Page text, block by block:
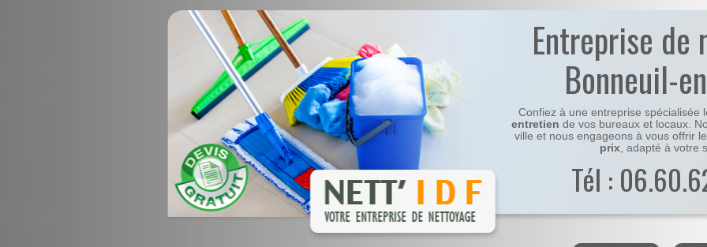
Entreprise de
Bonneuil-
Confiez à une entreprise spécialisée
entretien de vos bureaux et locaux.
ville et nous engageons à vous offrir le
prix, adapté à votre
Tél :